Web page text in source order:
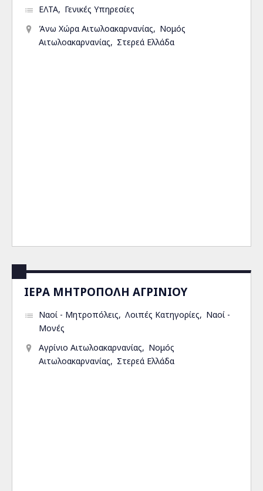
ΕΛΤΑ
Γενικές Υπηρεσίες
Άνω Χώρα Αιτωλοακαρνανίας
Νομός
Αιτωλοακαρνανίας
Στερεά Ελλάδα
ΙΕΡΑ ΜΗΤΡΟΠΟΛΗ ΑΓΡΙΝΙΟΥ
Ναοί - Μητροπόλεις Λοιπές Κατηγορίες
Ναοί -
Μονές
Αγρίνιο Αιτωλοακαρνανίας
Νομός
Αιτωλοακαρνανίας
Στερεά Ελλάδα